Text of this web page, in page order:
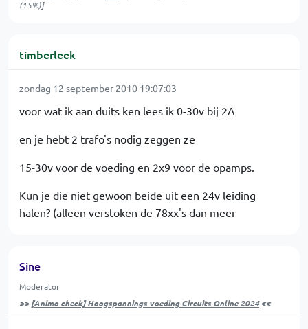
(15%)]
timberleek
zondag 12 september 2010 19:07:03
voor wat ik aan duits ken lees ik 0-30v bij 2A
en je hebt 2 trafo's nodig zeggen ze
15-30v voor de voeding en 2x9 voor de opamps.
Kun je die niet gewoon beide uit een 24v leiding
halen? (alleen verstoken de 78xx's dan meer
Sine
Moderator
>> [Animo check] Hoogspannings voeding Circuits Online 2024<<